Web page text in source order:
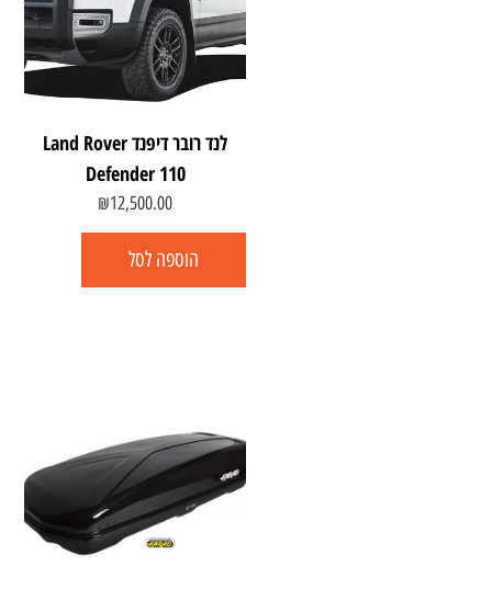
לנד רובר דיפנד Land Rover
Defender 110
₪12,500.00
הוספה לסל